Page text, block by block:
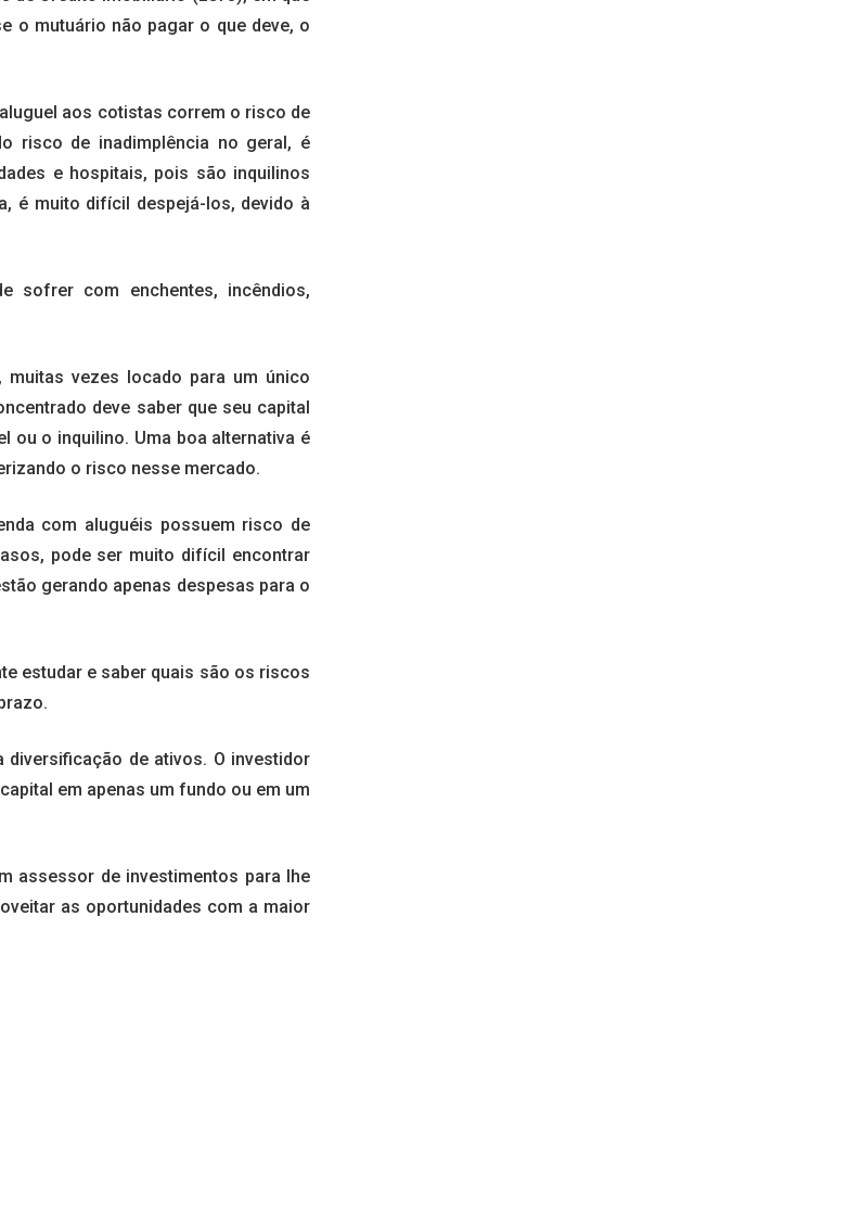
o mutuário não pagar o que deve, o
aos cotistas correm o risco de
risco de inadimplência no geral, é
e hospitais, pois são inquilinos
é muito difícil despejá-los, devido à
sofrer com enchentes, incêndios,
vezes locado para um único
deve saber que seu capital
ou o inquilino. Uma boa alternativa é
o risco nesse mercado.
com aluguéis possuem risco de
pode ser muito difícil encontrar
gerando apenas despesas para o
estudar e saber quais são os riscos
de ativos. O investidor
em apenas um fundo ou em um
assessor de investimentos para lhe
as oportunidades com a maior